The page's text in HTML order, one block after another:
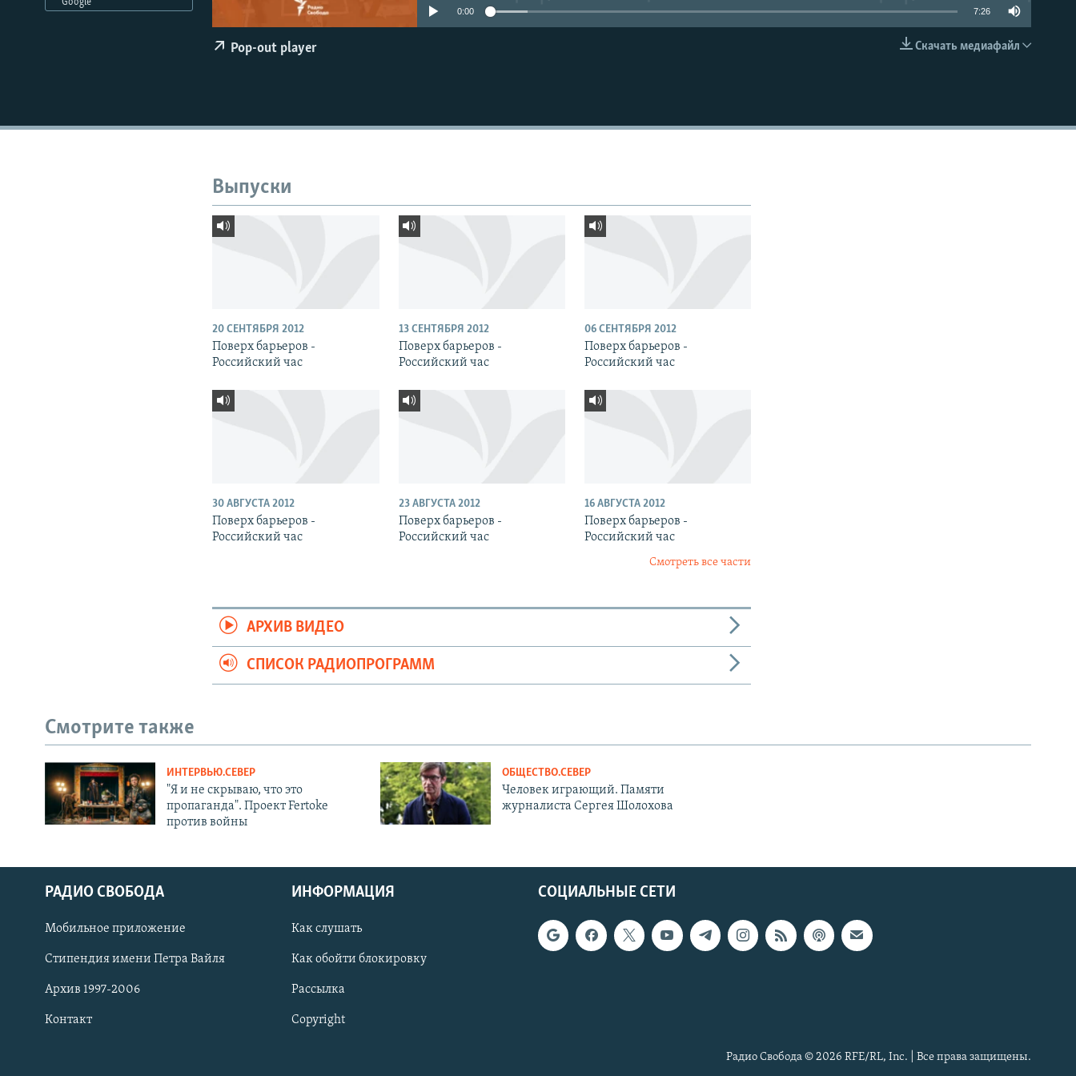
СОЦИАЛЬНЫЕ СЕТИ
EMBED
0:00 7:26
Скачать медиафайл
Pop-out player
Выпуски
20 СЕНТЯБРЯ 2012
Поверх барьеров -
Российский час
13 СЕНТЯБРЯ 2012
Поверх барьеров -
Российский час
06 СЕНТЯБРЯ 2012
Поверх барьеров -
Российский час
30 АВГУСТА 2012
Поверх барьеров -
Российский час
23 АВГУСТА 2012
Поверх барьеров -
Российский час
16 АВГУСТА 2012
Поверх барьеров -
Российский час
Смотреть все части
АРХИВ ВИДЕО
СПИСОК РАДИОПРОГРАММ
Смотрите также
ИНТЕРВЬЮ.СЕВЕР
"Я и не скрываю, что это
пропаганда". Проект Fertoke
против войны
ОБЩЕСТВО.СЕВЕР
Человек играющий. Памяти
журналиста Сергея Шолохова
СОЦИАЛЬНЫЕ СЕТИ
РАДИО СВОБОДА
Мобильное приложение
Стипендия имени Петра Вайля
Архив 1997-2006
Контакт
ИНФОРМАЦИЯ
Как слушать
Как обойти блокировку
Рассылка
Copyright
Радио Свобода © 2026 RFE/RL, Inc. | Все права защищены.